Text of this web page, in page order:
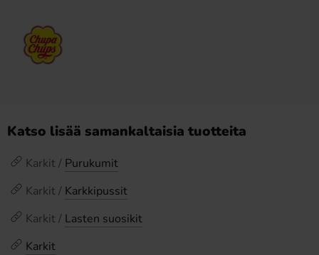
Katso lisää samankaltaisia tuotteita
Karkit / Purukumit
Karkit / Karkkipussit
Karkit / Lasten suosikit
Karkit